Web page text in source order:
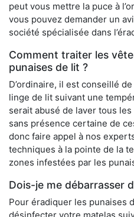
peut vous mettre la puce à
vous pouvez demander un
société spécialisée dans
Comment traiter les
punaises de lit ?
D’ordinaire, il est conseillé
linge de lit suivant une
serait abusé de laver tous
sans présence certaine de
donc faire appel à nos
techniques à la pointe de la
zones infestées par les
Dois-je me débarrasser
Pour éradiquer les punaises